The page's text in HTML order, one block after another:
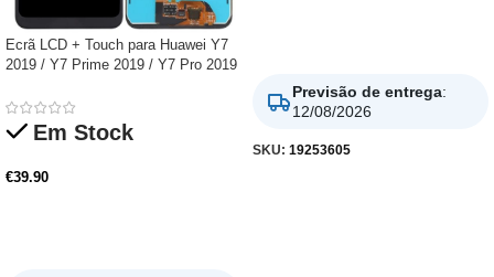
Ecrã LCD + Touch para Huawei Y7
2019 / Y7 Prime 2019 / Y7 Pro 2019
Em Stock
€39.90
Previsão de entrega:
12/08/2026
SKU: 19253605